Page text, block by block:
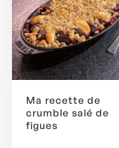
Ma recette de
crumble salé de
figues